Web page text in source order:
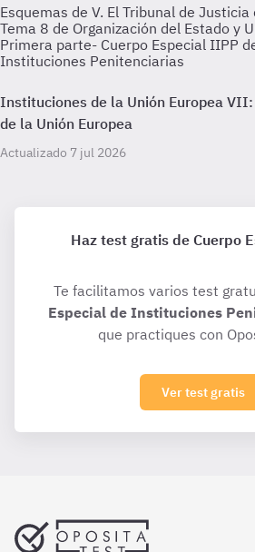
Esquemas de V. El Tribunal de
Tema 8 de Organización del Estado y
Primera parte- Cuerpo Especial IIPP
Instituciones Penitenciarias
Instituciones de la Unión Europea
de la Unión Europea
Actualizado 7 jul 2026
Haz test gratis de Cuerpo
Te facilitamos varios test
Especial de Instituciones
que practiques con
Ver test gratis